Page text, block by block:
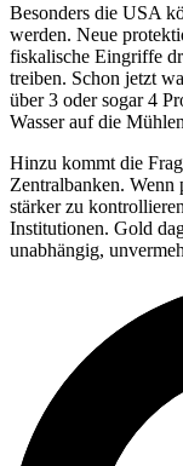
Besonders die USA
werden. Neue
fiskalische Eingriffe
treiben. Schon jetzt
über 3 oder sogar 4
Wasser auf die
Hinzu kommt die
Zentralbanken.
stärker zu
Institutionen. Gold
unabhängig,